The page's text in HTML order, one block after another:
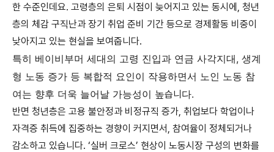
한 수준인데요. 고령층의 은퇴 시점이 늦어지고 있는 동시에, 청년
층의 체감 구직난과 장기 취업 준비 기간 등으로 경제활동 비중이
낮아지고 있는 현실을 보여줍니다.
특히 베이비부머 세대의 고령 진입과 연금 사각지대, 생계
형 노동 증가 등 복합적 요인이 작용하면서 노인 노동 참
여는 향후 더욱 늘어날 가능성이 높습니 다.
반면 청년층은 고용 불안정과 비정규직 증가, 취업보다 학업이나
자격증 취득에 집중하는 경향이 커지면서, 참여율이 정체되거나
감소하고 있습니다. ‘실버 크로스’ 현상이 노동시장 구성의 변화를